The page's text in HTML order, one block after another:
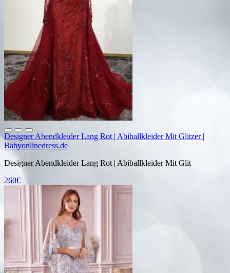
Designer Abendkleider Lang Rot | Abiballkleider Mit Glitzer |
Babyonlinedress.de
Designer Abendkleider Lang Rot | Abiballkleider Mit Glit
260€